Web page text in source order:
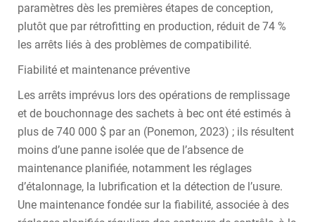
paramètres dès les premières étapes de conception,
plutôt que par rétrofitting en production, réduit de 74 %
les arrêts liés à des problèmes de compatibilité.
Fiabilité et maintenance préventive
Les arrêts imprévus lors des opérations de remplissage
et de bouchonnage des sachets à bec ont été estimés à
plus de 740 000 $ par an (Ponemon, 2023) ; ils résultent
moins d’une panne isolée que de l’absence de
maintenance planifiée, notamment les réglages
d’étalonnage, la lubrification et la détection de l’usure.
Une maintenance fondée sur la fiabilité, associée à des